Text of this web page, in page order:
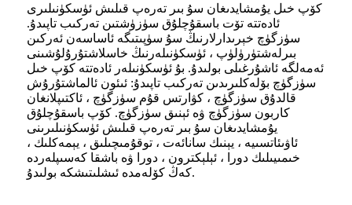
كۆپ خىل يۇمشايدىغان سۇ بىر تەرەپ قىلىش ئۈسكۈنىلىرى
ئادەتتە تۆت باسقۇچلۇق سۈزۈشتىن تەركىب تاپىدۇ.
سۈزگۈچ خېرىدارلارنىڭ سۇ سۈپىتىگە ئاساسەن ئەركىن
بىرلەشتۈرۈلۈپ ، ئۈسكۈنىلەرنىڭ خاسلاشتۇرۇلۇشىنى
ئەمەلگە ئاشۇرغىلى بولىدۇ. بۇ ئۈسكۈنىلەر ئادەتتە كۆپ خىل
سۈزگۈچ بۆلەكلىرىدىن تەركىب تاپىدۇ: ئىئون ئالماشتۇرۇش
قالدۇق سۈزگۈچ ، كۋارتس قۇم سۈزگۈچ ، ئاكتىپلانغان
كاربون سۈزگۈچ ۋە ئېنىق سۈزگۈچ. كۆپ باسقۇچلۇق
يۇمشايدىغان سۇ بىر تەرەپ قىلىش ئۈسكۈنىلىرىنى
ئاۋىئاتسىيە ، يېنىك سانائەت ، توقۇمىچىلىق ، يېمەكلىك ،
خىمىيىلىك دورا ، ئېلېكترون ، دورا ۋە باشقا كەسىپلەردە
كەڭ كۆلەمدە ئىشلىتىشكە بولىدۇ.